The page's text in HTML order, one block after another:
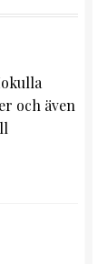
och även